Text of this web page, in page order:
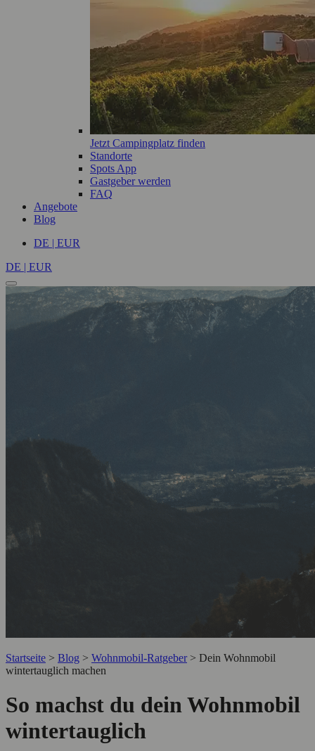
Jetzt Campingplatz finden
Standorte
Spots App
Gastgeber werden
FAQ
Angebote
Blog
DE | EUR
DE | EUR
Startseite > Blog > Wohnmobil-Ratgeber > Dein Wohnmobil
wintertauglich machen
So machst du dein Wohnmobil
wintertauglich